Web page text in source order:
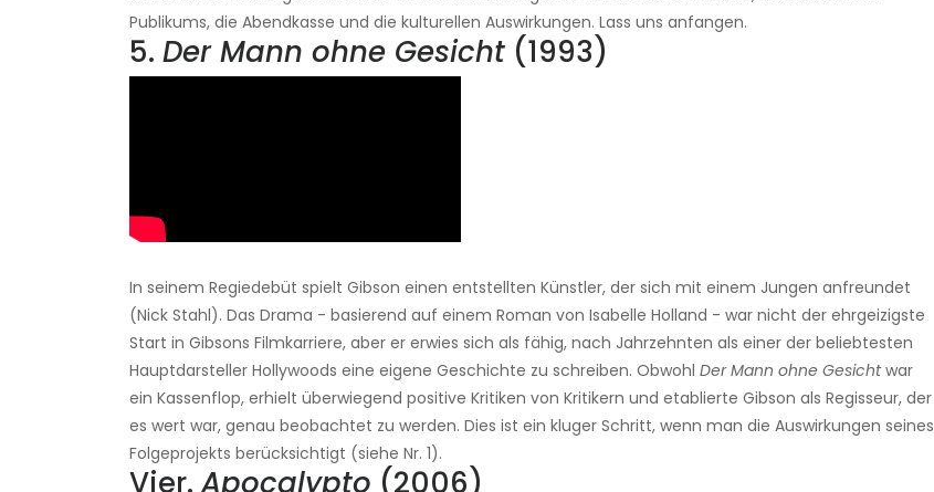
Publikums, die Abendkasse und die kulturellen Auswirkungen. Lass uns anfangen.
5. Der Mann ohne Gesicht (1993)
In seinem Regiedebüt spielt Gibson einen entstellten Künstler, der sich mit einem Jungen anfreundet
(Nick Stahl). Das Drama - basierend auf einem Roman von Isabelle Holland - war nicht der ehrgeizigste
Start in Gibsons Filmkarriere, aber er erwies sich als fähig, nach Jahrzehnten als einer der beliebtesten
Hauptdarsteller Hollywoods eine eigene Geschichte zu schreiben. Obwohl Der Mann ohne Gesichtwar
ein Kassenflop, erhielt überwiegend positive Kritiken von Kritikern und etablierte Gibson als Regisseur, der
es wert war, genau beobachtet zu werden. Dies ist ein kluger Schritt, wenn man die Auswirkungen seines
Folgeprojekts berücksichtigt (siehe Nr. 1).
Vier. Apocalypto (2006)